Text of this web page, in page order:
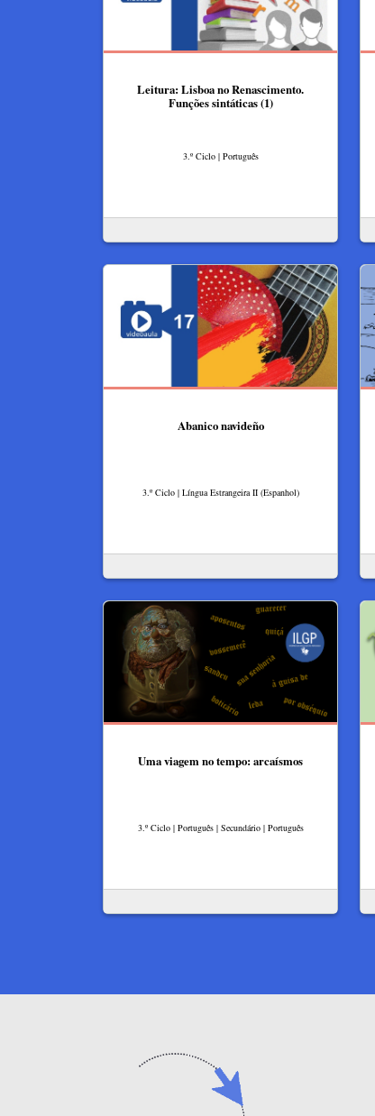
Leitura: Lisboa no Renascimento.
Funções sintáticas (1)
3.º Ciclo | Português
Abanico navideño
3.º Ciclo | Língua Estrangeira II (Espanhol)
Uma viagem no tempo: arcaísmos
3.º Ciclo | Português | Secundário | Português